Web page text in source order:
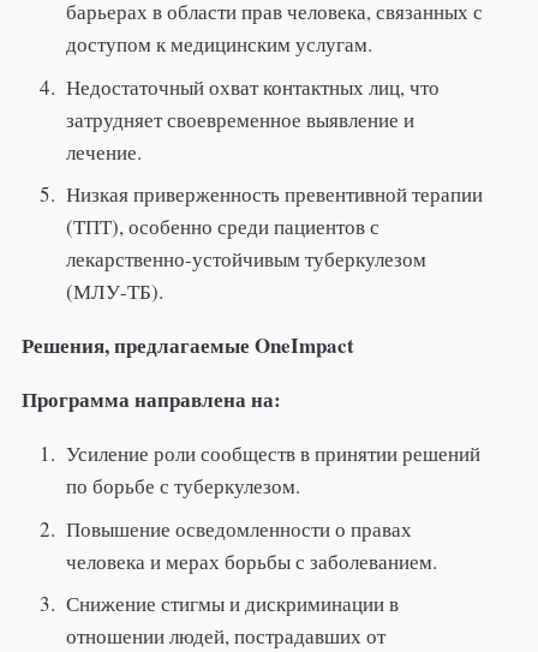
барьерах в области прав человека, связанных с
доступом к медицинским услугам.
Недостаточный охват контактных лиц, что
затрудняет своевременное выявление и
лечение.
Низкая приверженность превентивной терапии
(ТПТ), особенно среди пациентов с
лекарственно-устойчивым туберкулезом
(МЛУ-ТБ).
Решения, предлагаемые OneImpact
Программа направлена на:
Усиление роли сообществ в принятии решений
по борьбе с туберкулезом.
Повышение осведомленности о правах
человека и мерах борьбы с заболеванием.
Снижение стигмы и дискриминации в
отношении людей, пострадавших от